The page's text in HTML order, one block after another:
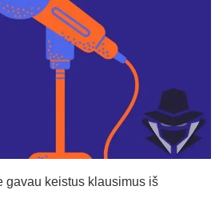
gavau keistus klausimus iš